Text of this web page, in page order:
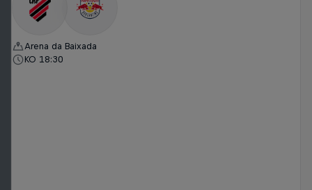
Arena da Baixada
KO 18:30